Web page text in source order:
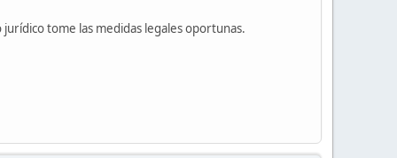
tome las medidas legales oportunas.